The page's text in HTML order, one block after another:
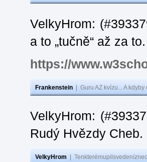
VelkyHrom:
a to „tučně“ až za
https://
Frankenstein Guru AZ kvízu... A
VelkyHrom:
Rudý Hvězdy Cheb.
VelkyHrom